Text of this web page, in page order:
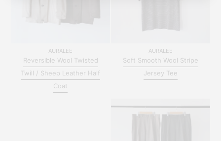
AURALEE
Reversible Wool Twisted
Twill / Sheep Leather Half
Coat
AURALEE
Soft Smooth Wool Stripe
Jersey Tee